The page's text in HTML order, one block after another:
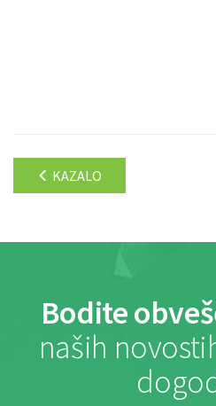
KAZALO
Bodite
naših